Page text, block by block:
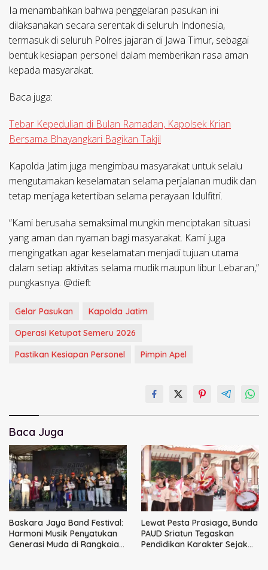
Ia menambahkan bahwa penggelaran pasukan ini
dilaksanakan secara serentak di seluruh Indonesia,
termasuk di seluruh Polres jajaran di Jawa Timur, sebagai
bentuk kesiapan personel dalam memberikan rasa aman
kepada masyarakat.
Baca juga:
Tebar Kepedulian di Bulan Ramadan, Kapolsek Krian
Bersama Bhayangkari Bagikan Takjil
Kapolda Jatim juga mengimbau masyarakat untuk selalu
mengutamakan keselamatan selama perjalanan mudik dan
tetap menjaga ketertiban selama perayaan Idulfitri.
“Kami berusaha semaksimal mungkin menciptakan situasi
yang aman dan nyaman bagi masyarakat. Kami juga
mengingatkan agar keselamatan menjadi tujuan utama
dalam setiap aktivitas selama mudik maupun libur Lebaran,”
pungkasnya. @dieft
Gelar Pasukan
Kapolda Jatim
Operasi Ketupat Semeru 2026
Pastikan Kesiapan Personel
Pimpin Apel
Baca Juga
Baskara Jaya Band Festival:
Harmoni Musik Penyatukan
Generasi Muda di Rangkaian
Lewat Pesta Prasiaga, Bunda
PAUD Sriatun Tegaskan
Pendidikan Karakter Sejak